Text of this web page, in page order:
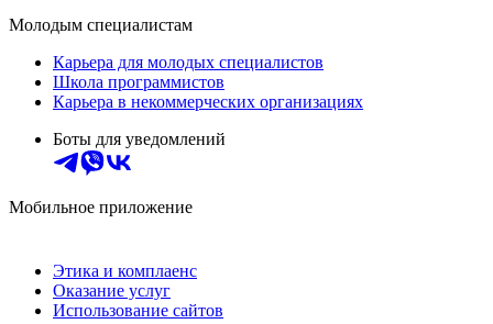
Молодым специалистам
Карьера для молодых специалистов
Школа программистов
Карьера в некоммерческих организациях
Боты для уведомлений
Мобильное приложение
Этика и комплаенс
Оказание услуг
Использование сайтов